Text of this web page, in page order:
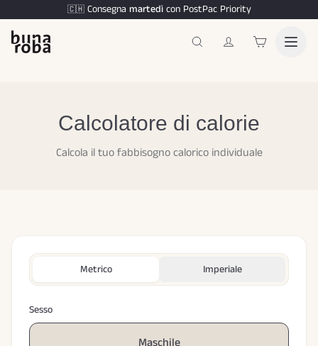
🇨🇭 Consegna martedìcon PostPac Priority
Calcolatore di calorie
Calcola il tuo fabbisogno calorico individuale
Metrico Imperiale
Sesso